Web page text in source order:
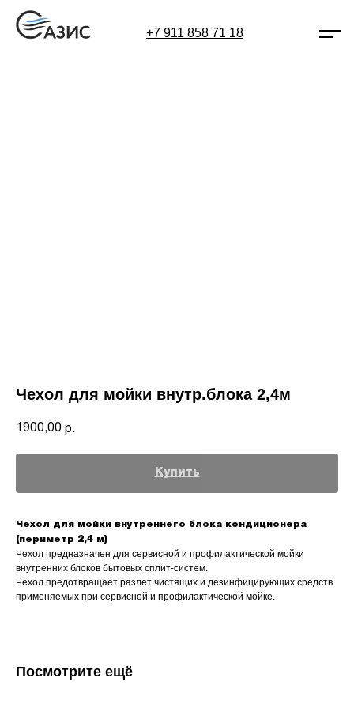
+7 911 858 71 18
Чехол для мойки внутр.блока 2,4м
1900,00 р.
Купить
Чехол для мойки внутреннего блока кондиционера
(периметр 2,4 м)
Чехол предназначен для сервисной и профилактической мойки
внутренних блоков бытовых сплит-систем.
Чехол предотвращает разлет чистящих и дезинфицирующих средств
применяемых при сервисной и профилактической мойке.
Посмотрите ещё